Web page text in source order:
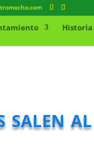
Historia
salen